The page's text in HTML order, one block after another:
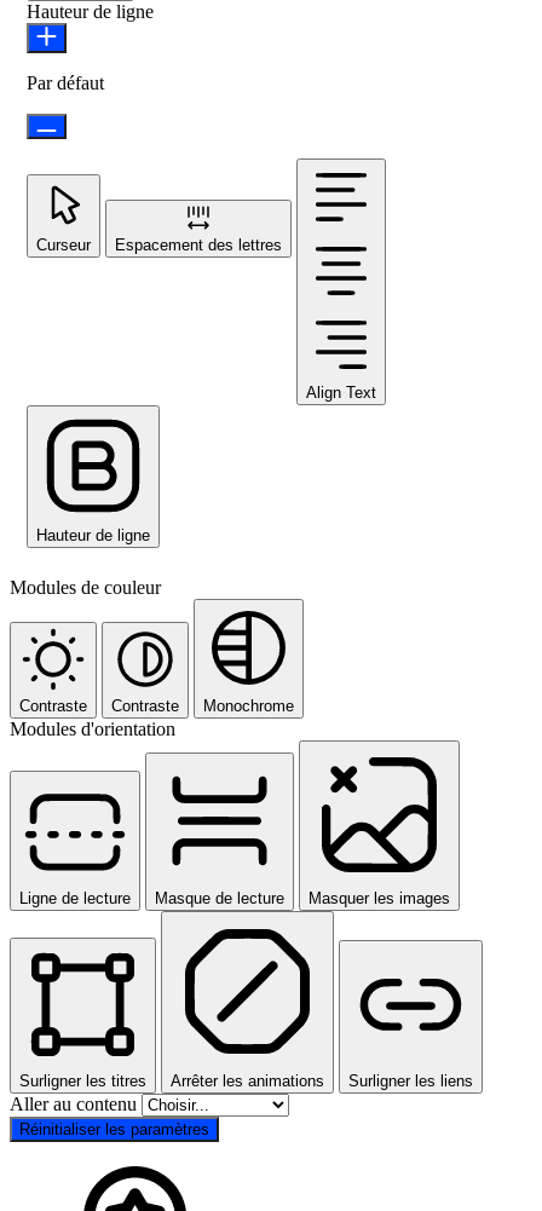
Hauteur de ligne
Par défaut
Curseur Espacement des lettres
Align Text
Hauteur de ligne
Modules de couleur
Contraste Contraste Monochrome
Modules d'orientation
Ligne de lecture Masque de lecture Masquer les images
Surligner les titres Arrêter les animations Surligner les liens
Aller au contenu
Réinitialiser les paramètres